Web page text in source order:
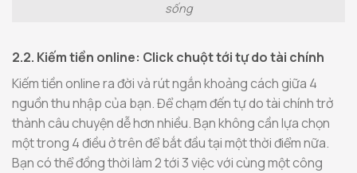
sống
2.2. Kiếm tiền online: Click chuột tới tự do tài chính
Kiếm tiền online ra đời và rút ngắn khoảng cách giữa 4
nguồn thu nhập của bạn. Để chạm đến tự do tài chính trở
thành câu chuyện dễ hơn nhiều. Bạn không cần lựa chọn
một trong 4 điều ở trên để bắt đầu tại một thời điểm nữa.
Bạn có thể đồng thời làm 2 tới 3 việc với cùng một công